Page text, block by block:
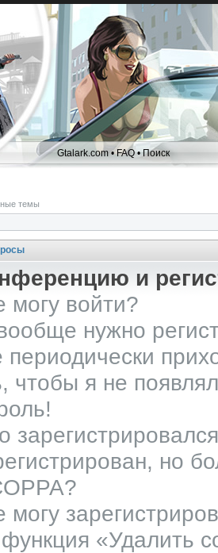
Gtalark.com •FAQ•Поиск
темы
и
могу войти?
нужно
чтобы я не
но
«Удалить